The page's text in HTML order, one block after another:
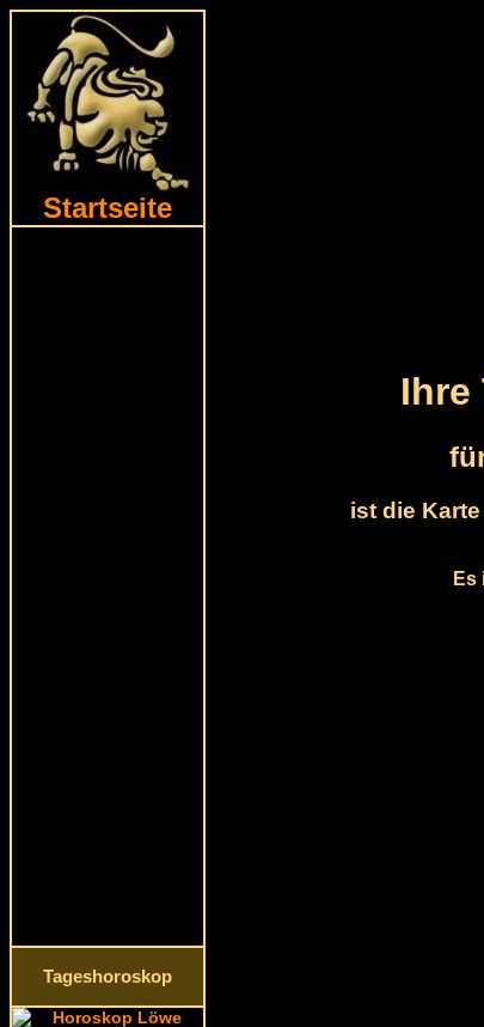
Startseite
Tageshoroskop
Ihre
ist die
Es